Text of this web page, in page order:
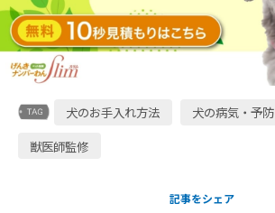
犬のお手入れ方法 犬の病気・予防
獣医師監修
記事をシェア